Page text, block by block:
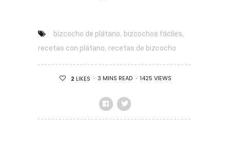
bizcocho de plátano, bizcochos fáciles,
recetas con plátano, recetas de bizcocho
2 LIKES 3 MINS READ 1425 VIEWS